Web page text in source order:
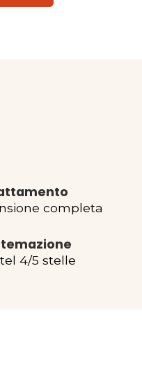
completa
4/5 stelle